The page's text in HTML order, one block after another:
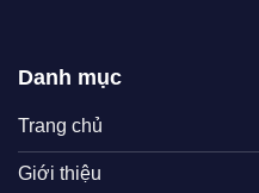
Danh mục
Trang chủ
Giới thiệu